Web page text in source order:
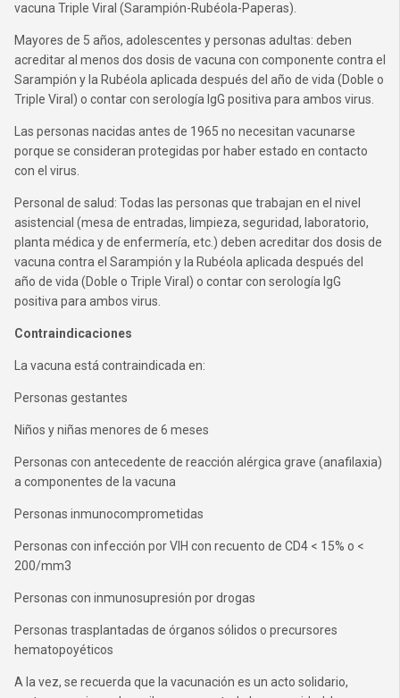
vacuna Triple Viral (Sarampión-Rubéola-Paperas).
Mayores de 5 años, adolescentes y personas adultas: deben
acreditar al menos dos dosis de vacuna con componente contra el
Sarampión y la Rubéola aplicada después del año de vida (Doble o
Triple Viral) o contar con serología IgG positiva para ambos virus.
Las personas nacidas antes de 1965 no necesitan vacunarse
porque se consideran protegidas por haber estado en contacto
con el virus.
Personal de salud: Todas las personas que trabajan en el nivel
asistencial (mesa de entradas, limpieza, seguridad, laboratorio,
planta médica y de enfermería, etc.) deben acreditar dos dosis de
vacuna contra el Sarampión y la Rubéola aplicada después del
año de vida (Doble o Triple Viral) o contar con serología IgG
positiva para ambos virus.
Contraindicaciones
La vacuna está contraindicada en:
Personas gestantes
Niños y niñas menores de 6 meses
Personas con antecedente de reacción alérgica grave (anafilaxia)
a componentes de la vacuna
Personas inmunocomprometidas
Personas con infección por VIH con recuento de CD4 < 15% o <
200/mm3
Personas con inmunosupresión por drogas
Personas trasplantadas de órganos sólidos o precursores
hematopoyéticos
A la vez, se recuerda que la vacunación es un acto solidario,